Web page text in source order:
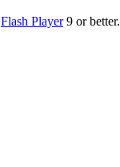
Flash Player9 or better.